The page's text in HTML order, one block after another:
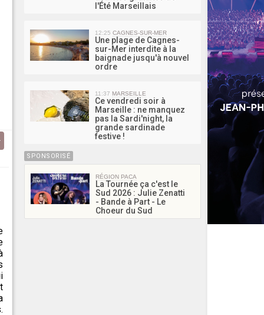
l'Été Marseillais
12:25 CAGNES-SUR-MER
Une plage de Cagnes-
sur-Mer interdite à la
baignade jusqu'à nouvel
ordre
11:37 MARSEILLE
Ce vendredi soir à
Marseille : ne manquez
pas la Sardi'night, la
grande sardinade
festive !
SPONSORISÉ
RÉGION PACA
La Tournée ça c'est le
Sud 2026 : Julie Zenatti
- Bande à Part - Le
Choeur du Sud